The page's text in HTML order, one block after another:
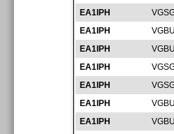
EA1IPH
EA1IPH
EA1IPH
EA1IPH
EA1IPH
EA1IPH
EA1IPH